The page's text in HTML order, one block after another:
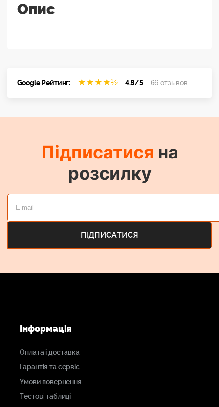
Опис
Google Рейтинг: ★ ★ ★ ★½ 4.8/5 66 отзывов
Підписатися на
розсилку
Інформація
Оплата і доставка
Гарантія та сервіс
Умови повернення
Тестові таблиці